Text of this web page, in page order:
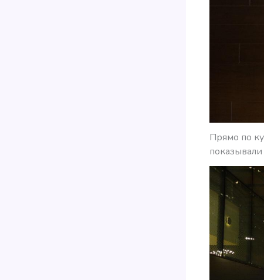
Прямо по